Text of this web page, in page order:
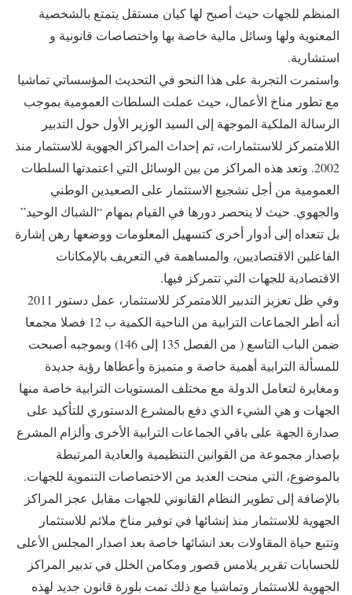
المنظم للجهات حيث أصبح لها كيان مستقل يتمتع بالشخصية
المعنوية ولها وسائل مالية خاصة بها واختصاصات قانونية و
استشارية.
واستمرت التجربة على هذا النحو في التحديث المؤسساتي تماشيا
مع تطور مناخ الأعمال، حيث عملت السلطات العمومية بموجب
الرسالة الملكية الموجهة إلى السيد الوزير الأول حول التدبير
اللامتمركز للاستثمارات، تم إحداث المراكز الجهوية للاستثمار منذ
2002. وتعد هذه المراكز من بين الوسائل التي اعتمدتها السلطات
العمومية من أجل تشجيع الاستثمار على الصعيدين الوطني
والجهوي. حيث لا ينحصر دورها في القيام بمهام “الشباك الوحيد”
بل تتعداه إلى أدوار أخرى كتسهيل المعلومات ووضعها رهن إشارة
الفاعلين الاقتصاديين، والمساهمة في التعريف بالإمكانات
الاقتصادية للجهات التي تتمركز فيها.
وفي ظل تعزيز التدبير اللامتمركز للاستثمار، عمل دستور 2011
أنه أطر الجماعات الترابية من الناحية الكمية ب 12 فصلا مجمعا
ضمن الباب التاسع ( من الفصل 135 إلى 146) وبموجبه أصبحت
للمسألة الترابية أهمية خاصة و متميزة وأعطاها رؤية جديدة
ومغايرة لتعامل الدولة مع مختلف المستويات الترابية خاصة منها
الجهات و هي الشيء الذي دفع بالمشرع الدستوري للتأكيد على
صدارة الجهة على باقي الجماعات الترابية الأخرى وألزام المشرع
بإصدار مجموعة من القوانين التنظيمية والعادية المرتبطة
بالموضوع، التي منحت العديد من الاختصاصات التنموية للجهات.
بالإضافة إلى تطوير النظام القانوني للجهات مقابل عجز المراكز
الجهوية للاستثمار منذ إنشائها في توفير مناخ ملائم للاستثمار
وتتبع حياة المقاولات بعد انشائها خاصة بعد اصدار المجلس الأعلى
للحسابات تقرير يلامس قصور ومكامن الخلل في تدبير المراكز
الجهوية للاستثمار وتماشيا مع ذلك تمت بلورة قانون جديد لهذه